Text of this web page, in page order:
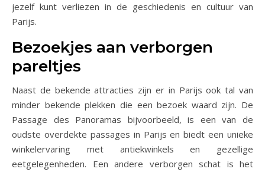
jezelf kunt verliezen in de geschiedenis en cultuur van
Parijs.
Bezoekjes aan verborgen
pareltjes
Naast de bekende attracties zijn er in Parijs ook tal van
minder bekende plekken die een bezoek waard zijn. De
Passage des Panoramas bijvoorbeeld, is een van de
oudste overdekte passages in Parijs en biedt een unieke
winkelervaring met antiekwinkels en gezellige
eetgelegenheden. Een andere verborgen schat is het